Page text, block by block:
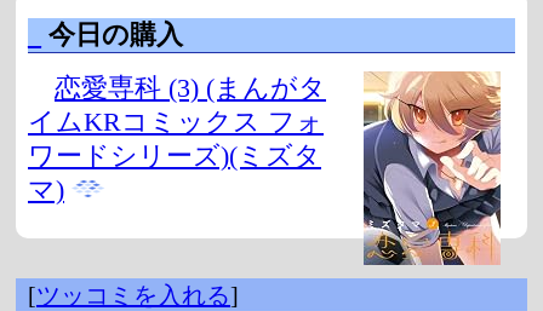
今日の購入
恋愛専科 (3) (まんがタ
イムKRコミックス フォ
ワードシリーズ)(ミズタ
マ)
[ツッコミを入れる]